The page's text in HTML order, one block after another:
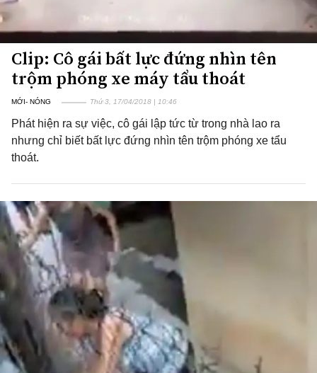
Clip: Cô gái bất lực đứng nhìn tên
trộm phóng xe máy tẩu thoát
MỚI- NÓNG Thứ 3, 17/04/2018 | 10:46
Phát hiện ra sự việc, cô gái lập tức từ trong nhà lao ra
nhưng chỉ biết bất lực đứng nhìn tên trộm phóng xe tẩu
thoát.